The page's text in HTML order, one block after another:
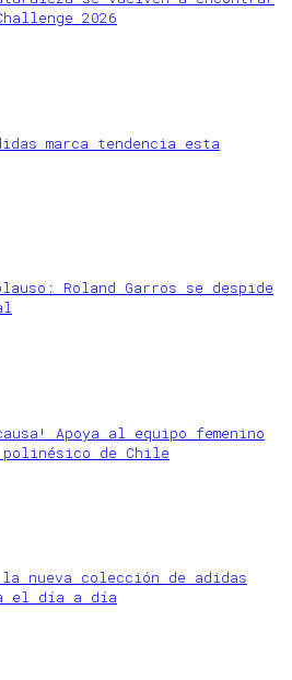
2026
marca tendencia esta
Roland Garros se despide
Apoya al equipo femenino
polinésico de Chile
nueva colección de adidas
el día a día